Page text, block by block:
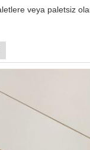
veya paletsiz